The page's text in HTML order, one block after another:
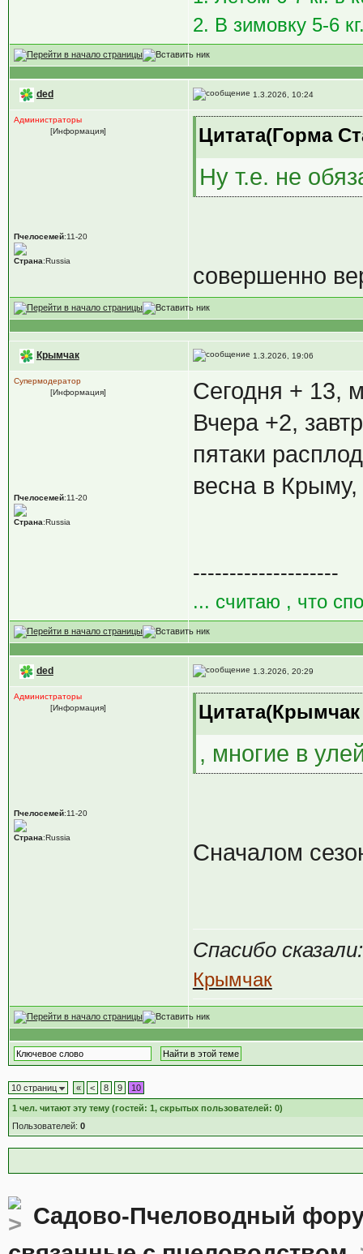
2. В зимовку 5-6
ded 1.3.2026, 10:24
Администраторы
[Информация]
Пчелосемей:11-20
Страна:Russia
Цитата(Горма
Ну т.е. не
совершенно
Крымчак 1.3.2026, 19:06
Супермодератор
[Информация]
Пчелосемей:11-20
Страна:Russia
Сегодня + 13,
Вчера +2,
пятаки
весна в
--------------------
... считаю , что
ded 1.3.2026, 20:29
Администраторы
[Информация]
Пчелосемей:11-20
Страна:Russia
Цитата(Крымчак
, многие в
Сначалом
Спасибо сказали:
Крымчак
10 страниц « < 8 9 10
1 чел. читают эту тему (гостей: 1, скрытых пользователей: 0)
Пользователей: 0
Садово-Пчеловодный